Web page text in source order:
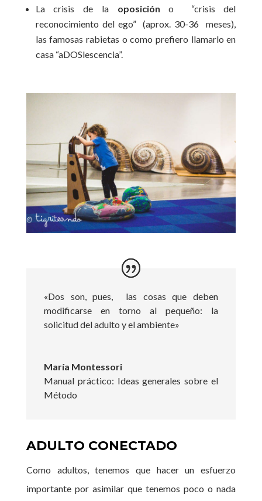
La crisis de la oposición o “crisis del
reconocimiento del ego” (aprox. 30-36 meses),
las famosas rabietas o como prefiero llamarlo en
casa “aDOSlescencia”.
«Dos son, pues, las cosas que deben
modificarse en torno al pequeño: la
solicitud del adulto y el ambiente»
María Montessori
Manual práctico: Ideas generales sobre el
Método
ADULTO CONECTADO
Como adultos, tenemos que hacer un esfuerzo
importante por asimilar que tenemos poco o nada